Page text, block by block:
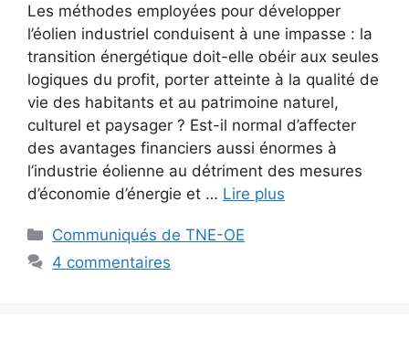
Les méthodes employées pour développer
l’éolien industriel conduisent à une impasse : la
transition énergétique doit-elle obéir aux seules
logiques du profit, porter atteinte à la qualité de
vie des habitants et au patrimoine naturel,
culturel et paysager ? Est-il normal d’affecter
des avantages financiers aussi énormes à
l’industrie éolienne au détriment des mesures
d’économie d’énergie et … Lire plus
Catégories
Communiqués de TNE-OE
4 commentaires